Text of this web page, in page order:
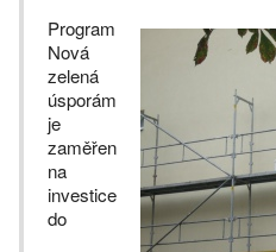
Program
Nová
zelená
úsporám
je
zaměřen
na
investice
do